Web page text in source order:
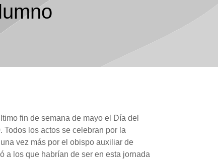
fin de semana de mayo el Día del
los actos se celebran por la
vez más por el obispo auxiliar de
a los que habrían de ser en esta jornada